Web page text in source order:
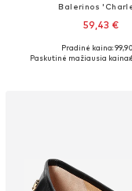
Balerinos
59,43 €
Galimi dydžiai: 37,
Pradinė kaina:
Paskutinė mažiausia kaina: